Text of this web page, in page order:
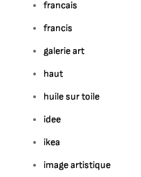
francais
francis
galerie art
haut
huile sur toile
idee
ikea
image artistique